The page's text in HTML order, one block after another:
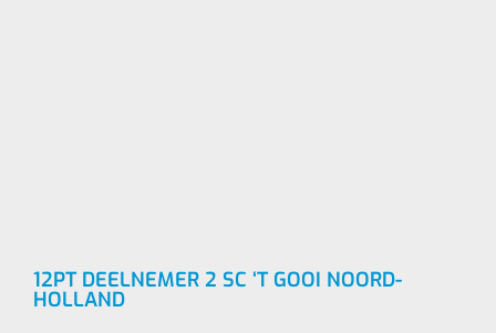
12PT DEELNEMER 2 SC ‘T GOOI NOORD-
HOLLAND